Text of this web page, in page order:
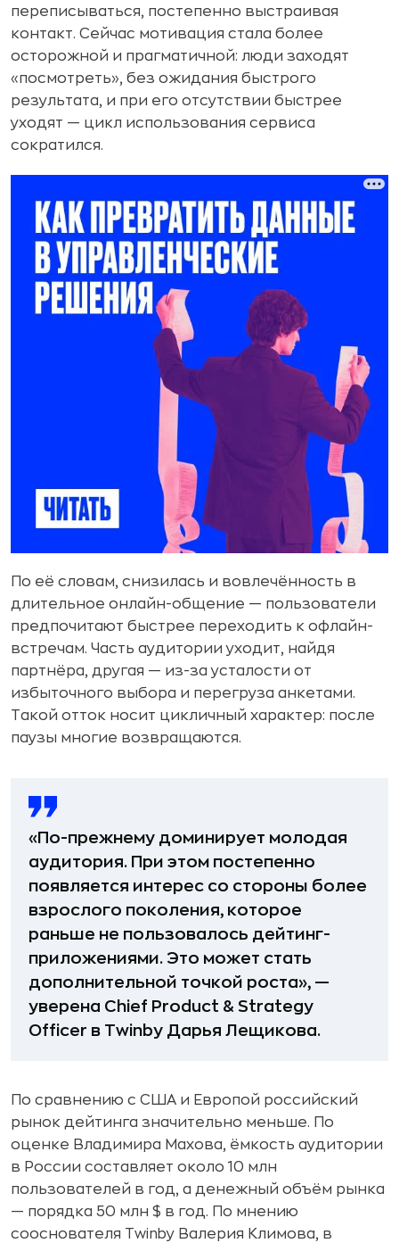
переписываться, постепенно выстраивая
контакт. Сейчас мотивация стала более
осторожной и прагматичной: люди заходят
«посмотреть», без ожидания быстрого
результата, и при его отсутствии быстрее
уходят — цикл использования сервиса
сократился.
По её словам, снизилась и вовлечённость в
длительное онлайн-общение — пользователи
предпочитают быстрее переходить к офлайн-
встречам. Часть аудитории уходит, найдя
партнёра, другая — из-за усталости от
избыточного выбора и перегруза анкетами.
Такой отток носит цикличный характер: после
паузы многие возвращаются.
«По-прежнему доминирует молодая
аудитория. При этом постепенно
появляется интерес со стороны более
взрослого поколения, которое
раньше не пользовалось дейтинг-
приложениями. Это может стать
дополнительной точкой роста», —
уверена Chief Product & Strategy
Officer в Twinby Дарья Лещикова.
По сравнению с США и Европой российский
рынок дейтинга значительно меньше. По
оценке Владимира Махова, ёмкость аудитории
в России составляет около 10 млн
пользователей в год, а денежный объём рынка
— порядка 50 млн $ в год. По мнению
сооснователя Twinby Валерия Климова, в